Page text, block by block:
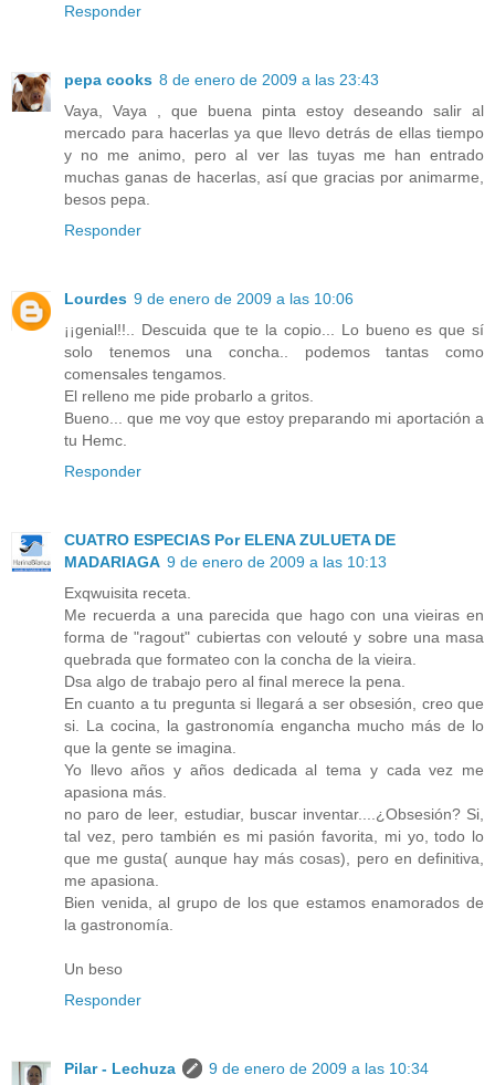
Responder
pepa cooks 8 de enero de 2009 a las 23:43
Vaya, Vaya , que buena pinta estoy deseando salir al
mercado para hacerlas ya que llevo detrás de ellas tiempo
y no me animo, pero al ver las tuyas me han entrado
muchas ganas de hacerlas, así que gracias por animarme,
besos pepa.
Responder
Lourdes 9 de enero de 2009 a las 10:06
¡¡genial!!.. Descuida que te la copio... Lo bueno es que sí
solo tenemos una concha.. podemos tantas como
comensales tengamos.
El relleno me pide probarlo a gritos.
Bueno... que me voy que estoy preparando mi aportación a
tu Hemc.
Responder
CUATRO ESPECIAS Por ELENA ZULUETA DE
MADARIAGA 9 de enero de 2009 a las 10:13
Exqwuisita receta.
Me recuerda a una parecida que hago con una vieiras en
forma de "ragout" cubiertas con velouté y sobre una masa
quebrada que formateo con la concha de la vieira.
Dsa algo de trabajo pero al final merece la pena.
En cuanto a tu pregunta si llegará a ser obsesión, creo que
si. La cocina, la gastronomía engancha mucho más de lo
que la gente se imagina.
Yo llevo años y años dedicada al tema y cada vez me
apasiona más.
no paro de leer, estudiar, buscar inventar....¿Obsesión? Si,
tal vez, pero también es mi pasión favorita, mi yo, todo lo
que me gusta( aunque hay más cosas), pero en definitiva,
me apasiona.
Bien venida, al grupo de los que estamos enamorados de
la gastronomía.
Un beso
Responder
Pilar - Lechuza
9 de enero de 2009 a las 10:34